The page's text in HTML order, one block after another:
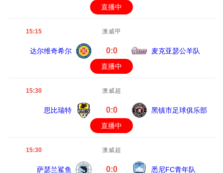
直播中
15:15 澳威甲
达尔维奇希尔 0:0
麦克亚瑟公羊队
直播中
15:30 澳威超
思比瑞特 0:0
黑镇市足球俱乐部
直播中
15:30 澳威超
萨瑟兰鲨鱼 0:0
悉尼FC青年队